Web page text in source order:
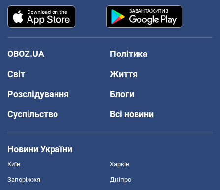
OBOZ.UA
Політика
Світ
Життя
Розслідування
Блоги
Суспільство
Всі новини
Новини України
Київ Харків
Запоріжжя Дніпро